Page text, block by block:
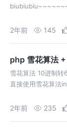
2年前 145
php 雪花算法
雪花算法 10进制
直接使用雪花算法
2年前 235